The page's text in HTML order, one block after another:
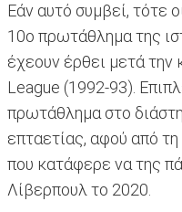
Eάν αυτό συμβεί, τότε
10ο πρωτάθλημα της
έχεουν έρθει μετά
League (1992-93).
πρωτάθλημα στο
επταετίας, αφού από
που κατάφερε να της
Λίβερπουλ το 2020.